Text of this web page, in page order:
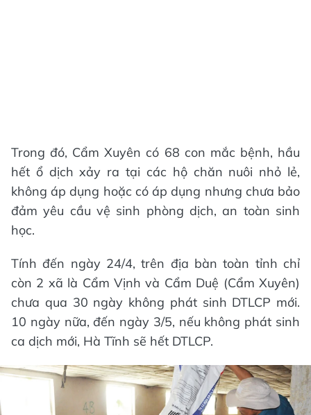
Trong đó, Cẩm Xuyên có 68 con mắc bệnh, hầu
hết ổ dịch xảy ra tại các hộ chăn nuôi nhỏ lẻ,
không áp dụng hoặc có áp dụng nhưng chưa bảo
đảm yêu cầu vệ sinh phòng dịch, an toàn sinh
học.
Tính đến ngày 24/4, trên địa bàn toàn tỉnh chỉ
còn 2 xã là Cẩm Vịnh và Cẩm Duệ (Cẩm Xuyên)
chưa qua 30 ngày không phát sinh DTLCP mới.
10 ngày nữa, đến ngày 3/5, nếu không phát sinh
ca dịch mới, Hà Tĩnh sẽ hết DTLCP.